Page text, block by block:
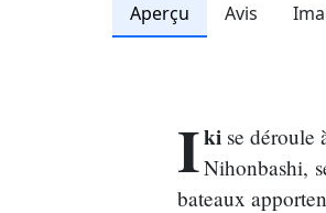
Aperçu Avis
Iki se déroule
Nihonbashi,
bateaux